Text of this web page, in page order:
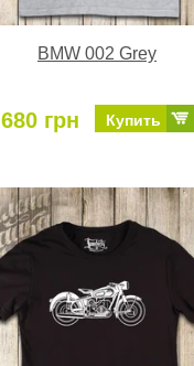
BMW 002 Grey
680 грн Купить